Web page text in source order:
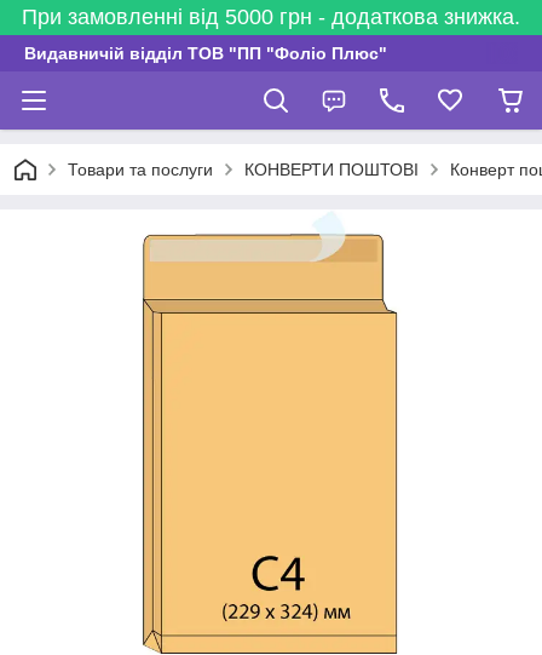
При замовленні від 5000 грн - додаткова знижка.
Видавничій відділ ТОВ "ПП "Фоліо Плюс"
Товари та послуги КОНВЕРТИ ПОШТОВІ Конверт